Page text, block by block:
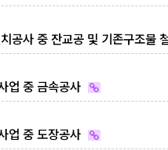
공사 중 잔교공 및 기존구조물
업 중 금속공사
업 중 도장공사